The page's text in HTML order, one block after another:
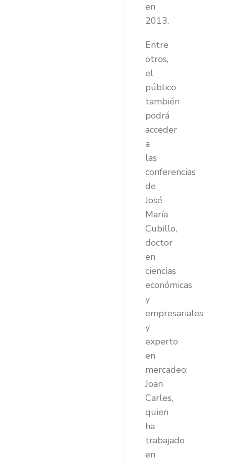
en
2013.
Entre
otros,
el
público
también
podrá
acceder
a
las
conferencias
de
José
María
Cubillo,
doctor
en
ciencias
económicas
y
empresariales
y
experto
en
mercadeo;
Joan
Carles,
quien
ha
trabajado
en